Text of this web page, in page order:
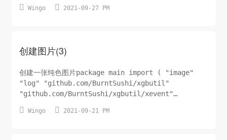
 Wingo  2021-09-27 PM
创建图片(3)
创建一张纯色图片package main import ( "image"
"log" "github.com/BurntSushi/xgbutil"
"github.com/BurntSushi/xgbutil/xevent"
 Wingo  2021-09-21 PM